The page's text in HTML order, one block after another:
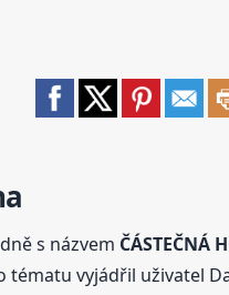
s názvem ČÁSTEČNÁ
tématu vyjádřil uživatel